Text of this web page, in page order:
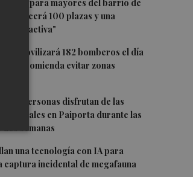
centro para mayores del barrio de
ofrecerá 100 plazas y una
activa"
movilizará 182 bomberos el día
y recomienda evitar zonas
personas disfrutan de las
temporales en Paiporta durante las
semanas
una tecnología con IA para
captura incidental de megafauna